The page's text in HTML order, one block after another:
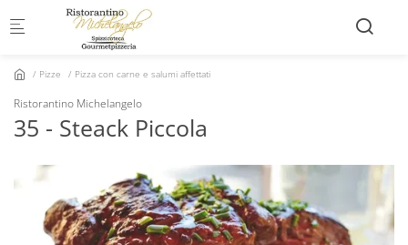
Skip to main content
Pizze Pizza con carne e salumi affettati
Ristorantino Michelangelo
35 - Steack Piccola